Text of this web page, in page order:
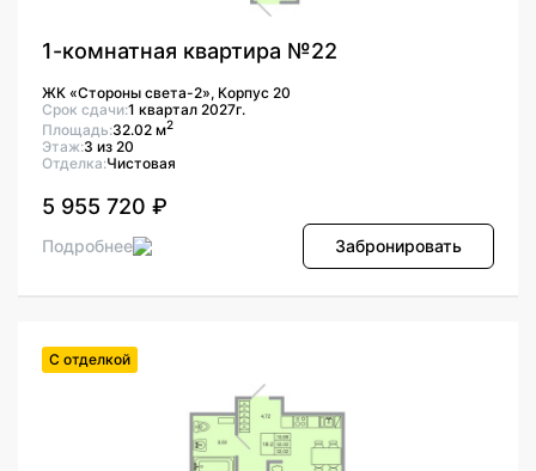
1-комнатная квартира №22
ЖК «Стороны света-2», Корпус 20
Срок сдачи:1 квартал 2027г.
Площадь:32.02 м2
Этаж:3 из 20
Отделка:Чистовая
5 955 720 ₽
Подробнее Забронировать
С отделкой